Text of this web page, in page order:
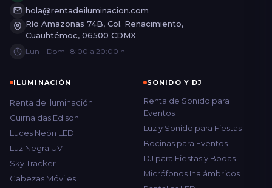
hola@rentadeiluminacion.com
Río Amazonas 74B, Col. Renacimiento,
Cuauhtémoc, 06500 CDMX
Lun – Dom · 8:00 a 20:00 h
ILUMINACIÓN
Renta de Iluminación
Guirnaldas Edison
Luces Neón LED
Luz Negra UV
Sky Tracker
Cabezas Móviles
SONIDO Y DJ
Renta de Sonido para
Eventos
Luz y Sonido para Fiestas
Bocinas para Eventos
DJ para Fiestas y Bodas
Micrófonos Inalámbricos